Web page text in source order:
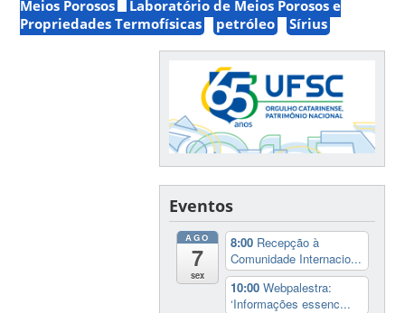
Meios Porosos
Laboratório de Meios Porosos e
Propriedades Termofísicas
petróleo Sírius
Eventos
AGO
7
sex
8:00 Recepção à
Comunidade Internacio...
10:00Webpalestra:
‘Informações essenc...